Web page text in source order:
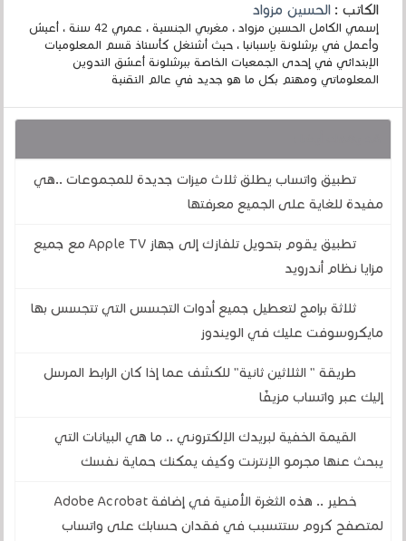
الكاتب :الحسين مزواد
إسمي الكامل الحسين مزواد ، مغربي الجنسية ، عمري 42 سنة ، أعيش
وأعمل في برشلونة بإسبانيا ، حيث أشتغل كأستاذ قسم المعلوميات
الإبتدائي في إحدى الجمعيات الخاصة ببرشلونة أعشق التدوين
المعلوماتي ومهتم بكل ما هو جديد في عالم التقنية
تطبيق واتساب يطلق ثلاث ميزات جديدة للمجموعات ..هي
مفيدة للغاية على الجميع معرفتها
تطبيق يقوم بتحويل تلفازك إلى جهاز Apple TV مع جميع
مزايا نظام أندرويد
ثلاثة برامج لتعطيل جميع أدوات التجسس التي تتجسس بها
مايكروسوفت عليك في الويندوز
طريقة " الثلاثين ثانية" للكشف عما إذا كان الرابط المرسل
إليك عبر واتساب مزيفًا
القيمة الخفية لبريدك الإلكتروني .. ما هي البيانات التي
يبحث عنها مجرمو الإنترنت وكيف يمكنك حماية نفسك
خطير .. هذه الثغرة الأمنية في إضافة Adobe Acrobat
لمتصفح كروم ستتسبب في فقدان حسابك على واتساب